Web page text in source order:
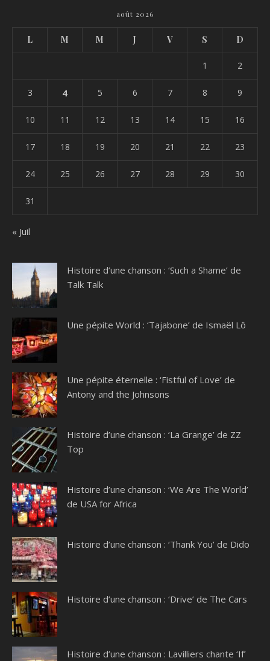
août 2026
L M M J V S D
1 2
3 4 5 6 7 8 9
10 11 12 13 14 15 16
17 18 19 20 21 22 23
24 25 26 27 28 29 30
31
« Juil
Histoire d’une chanson : ‘Such a Shame’ de
Talk Talk
Une pépite World : ‘Tajabone’ de Ismaël Lô
Une pépite éternelle : ‘Fistful of Love’ de
Antony and the Johnsons
Histoire d’une chanson : ‘La Grange’ de ZZ
Top
Histoire d’une chanson : ‘We Are The World’
de USA for Africa
Histoire d’une chanson : ‘Thank You’ de Dido
Histoire d’une chanson : ‘Drive’ de The Cars
Histoire d’une chanson : Lavilliers chante ‘If’